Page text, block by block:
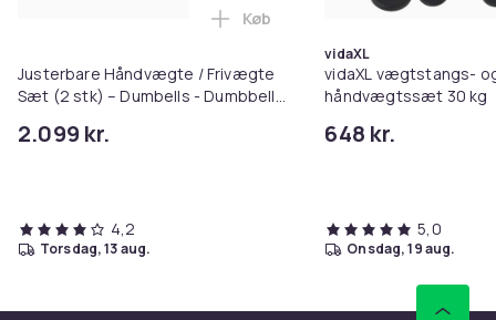
Justerbare Håndvægte / Frivægte
Sæt (2 stk) – Dumbells - Dumbbells
2,5 kg til 24 kg
2.099 kr.
Læg Justerbare Håndvægte /
Køb
4,2
torsdag, 13 aug.
vidaXL
vidaXL vægtstangs-
håndvægtssæt 30 kg
648 kr.
5,0
onsdag, 19 aug.